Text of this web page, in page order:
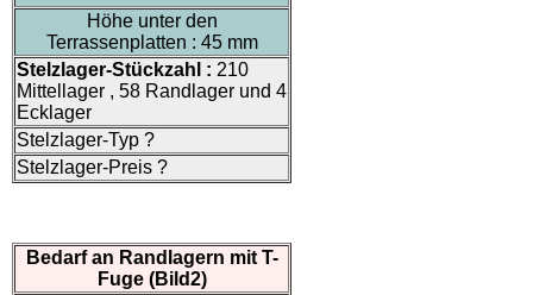
Höhe unter den
Terrassenplatten : 45 mm
Stelzlager-Stückzahl : 210
Mittellager , 58 Randlager und 4
Ecklager
Stelzlager-Typ ?
Stelzlager-Preis ?
Bedarf an Randlagern mit T-
Fuge (Bild2)